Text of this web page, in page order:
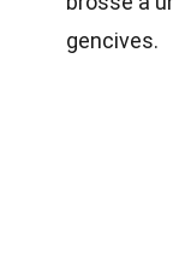
gencives.